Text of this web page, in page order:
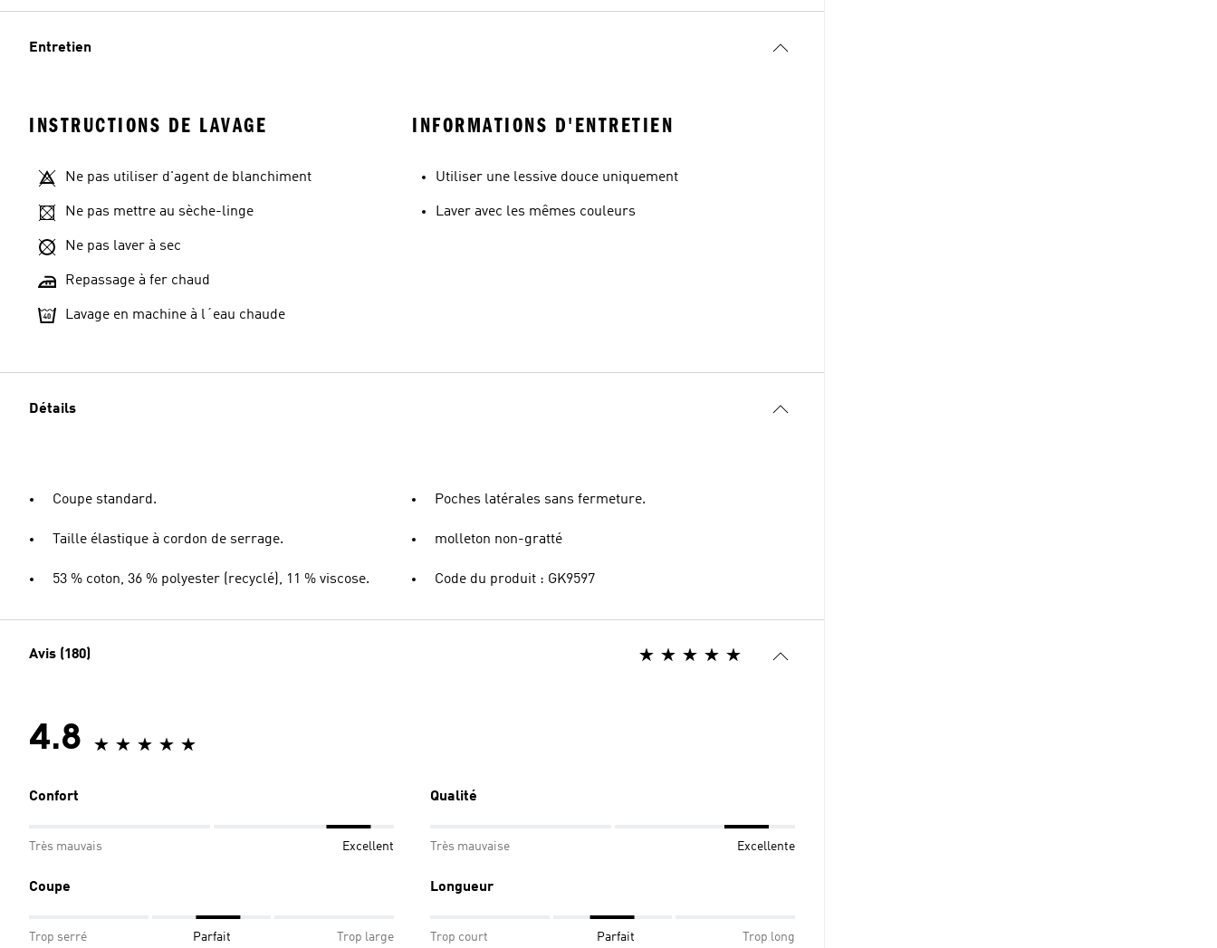
Entretien
INSTRUCTIONS DE LAVAGE
Ne pas utiliser d'agent de blanchiment
Ne pas mettre au sèche-linge
Ne pas laver à sec
Repassage à fer chaud
Lavage en machine à l´eau chaude
INFORMATIONS D'ENTRETIEN
Utiliser une lessive douce uniquement
Laver avec les mêmes couleurs
Détails
Coupe standard.
Taille élastique à cordon de serrage.
53 % coton, 36 % polyester (recyclé), 11 % viscose.
Poches latérales sans fermeture.
molleton non-gratté
Code du produit : GK9597
Avis (180)
4.8
Confort
Très mauvais Excellent
Qualité
Très mauvaise Excellente
Coupe
Trop serré Parfait Trop large
Longueur
Trop court Parfait Trop long